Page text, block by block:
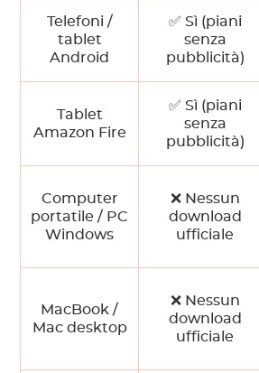
Telefoni /
tablet
Android
✅ Sì (piani
senza
pubblicità)
Tablet
Amazon Fire
✅ Sì (piani
senza
pubblicità)
Computer
portatile / PC
Windows
❌ Nessun
download
ufficiale
MacBook /
Mac desktop
❌ Nessun
download
ufficiale